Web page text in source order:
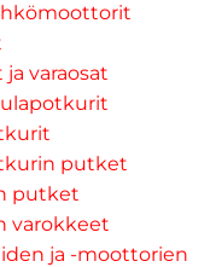
varaosat
putket
putket
varokkeet
ja -moottorien